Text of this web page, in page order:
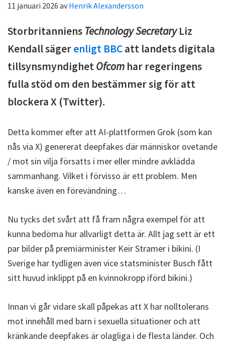
11 januari 2026 avHenrik Alexandersson
Storbritanniens Technology SecretaryLiz
Kendall sägerenligt BBCatt landets digitala
tillsynsmyndighetOfcom har regeringens
fulla stöd om den bestämmer sig för att
blockera X (Twitter).
Detta kommer efter att AI-plattformen Grok (som kan
nås via X) genererat deepfakes där människor ovetande
/ mot sin vilja försatts i mer eller mindre avklädda
sammanhang. Vilket i förvisso är ett problem. Men
kanske även en förevändning…
Nu tycks det svårt att få fram några exempel för att
kunna bedöma hur allvarligt detta är. Allt jag sett är ett
par bilder på premiärminister Keir Stramer i bikini. (I
Sverige har tydligen även vice statsminister Busch fått
sitt huvud inklippt på en kvinnokropp iförd bikini.)
Innan vi går vidare skall påpekas att X har nolltolerans
mot innehåll med barn i sexuella situationer och att
kränkande deepfakes är olagliga i de flesta länder. Och